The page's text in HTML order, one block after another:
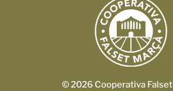
© 2026 Cooperativa